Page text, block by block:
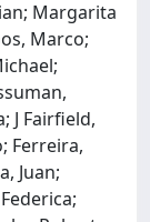
Margarita
Marco;
J Fairfield,
Ferreira,
Juan;